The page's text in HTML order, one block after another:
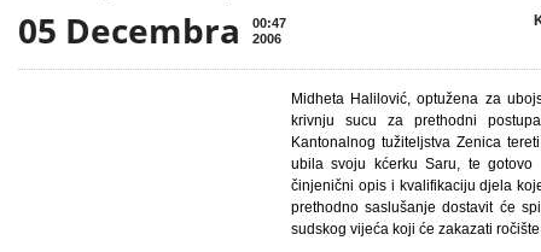
05 Decembra
00:47
2006
Midheta Halilović, optužena za
krivnju sucu za prethodni
Kantonalnog tužiteljstva Zenica
ubila svoju kćerku Saru, te
činjenični opis i kvalifikaciju djela
prethodno saslušanje dostavit će
sudskog vijeća koji će zakazati